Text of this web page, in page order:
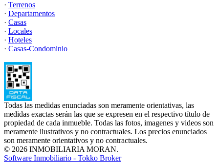
· Terrenos
· Departamentos
· Casas
· Locales
· Hoteles
· Casas-Condominio
Todas las medidas enunciadas son meramente orientativas, las
medidas exactas serán las que se expresen en el respectivo título de
propiedad de cada inmueble. Todas las fotos, imagenes y videos son
meramente ilustrativos y no contractuales. Los precios enunciados
son meramente orientativos y no contractuales.
© 2026 INMOBILIARIA MORAN.
Software Inmobiliario - Tokko Broker